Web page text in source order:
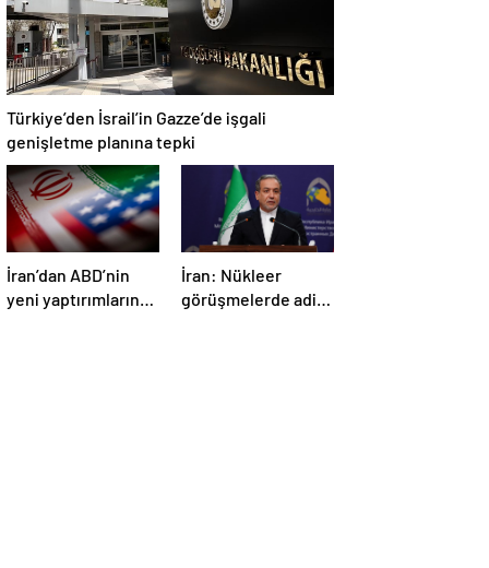
Türkiye’den İsrail’in Gazze’de işgali
genişletme planına tepki
İran’dan ABD’nin
yeni yaptırımlarına
İran: Nükleer
görüşmelerde adil